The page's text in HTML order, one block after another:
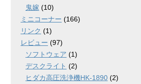
鬼嫁 (10)
ミニコーナー (166)
リンク (1)
レビュー (97)
ソフトウェア (1)
デスクライト (2)
ヒダカ高圧洗浄機HK-1890 (2)